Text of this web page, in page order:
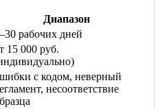
Диапазон
рабочих дней
15 000 руб.
с кодом, неверный
несоответствие